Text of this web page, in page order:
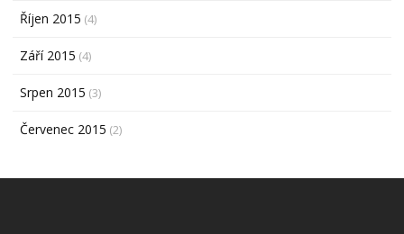
Říjen 2015 (4)
Září 2015 (4)
Srpen 2015 (3)
Červenec 2015 (2)